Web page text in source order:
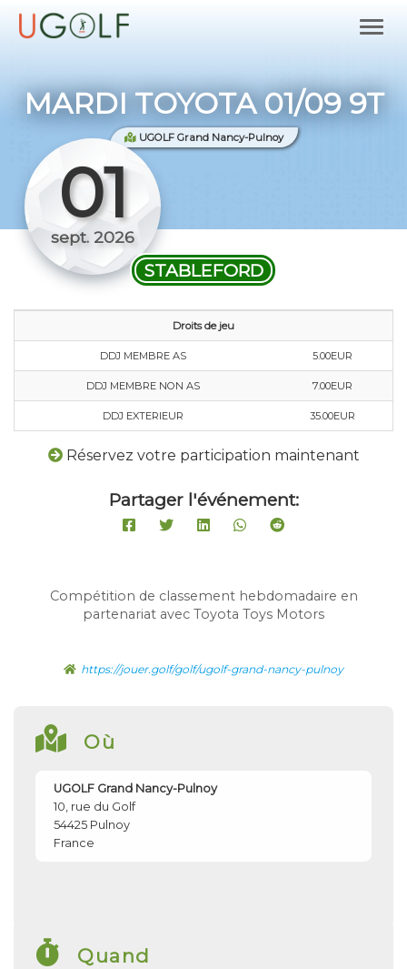
MARDI TOYOTA 01/09 9T
UGOLF Grand Nancy-Pulnoy
01
sept. 2026
STABLEFORD
Droits de jeu
DDJ MEMBRE AS 5.00EUR
DDJ MEMBRE NON AS 7.00EUR
DDJ EXTERIEUR 35.00EUR
Réservez votre participation maintenant
Partager l'événement:
Compétition de classement hebdomadaire en
partenariat avec Toyota Toys Motors
https://jouer.golf/golf/ugolf-grand-nancy-pulnoy
Où
UGOLF Grand Nancy-Pulnoy
10, rue du Golf
54425 Pulnoy
France
Quand